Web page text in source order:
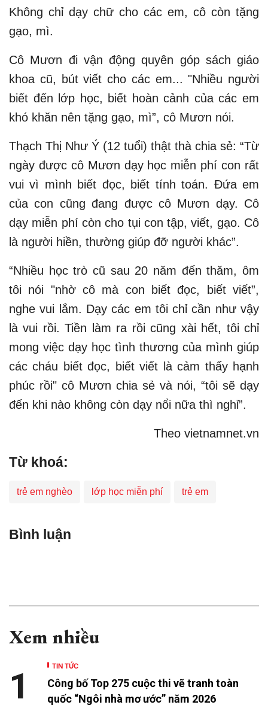
Không chỉ dạy chữ cho các em, cô còn tặng
gạo, mì.
Cô Mươn đi vận động quyên góp sách giáo
khoa cũ, bút viết cho các em... "Nhiều người
biết đến lớp học, biết hoàn cảnh của các em
khó khăn nên tặng gạo, mì”, cô Mươn nói.
Thạch Thị Như Ý (12 tuổi) thật thà chia sẻ: “Từ
ngày được cô Mươn dạy học miễn phí con rất
vui vì mình biết đọc, biết tính toán. Đứa em
của con cũng đang được cô Mươn dạy. Cô
dạy miễn phí còn cho tụi con tập, viết, gạo. Cô
là người hiền, thường giúp đỡ người khác”.
“Nhiều học trò cũ sau 20 năm đến thăm, ôm
tôi nói "nhờ cô mà con biết đọc, biết viết”,
nghe vui lắm. Dạy các em tôi chỉ cần như vậy
là vui rồi. Tiền làm ra rồi cũng xài hết, tôi chỉ
mong việc dạy học tình thương của mình giúp
các cháu biết đọc, biết viết là cảm thấy hạnh
phúc rồi" cô Mươn chia sẻ và nói, “tôi sẽ dạy
đến khi nào không còn dạy nổi nữa thì nghỉ”.
Theo vietnamnet.vn
Từ khoá:
trẻ em nghèo lớp học miễn phí trẻ em
Bình luận
Xem nhiều
TIN TỨC
Công bố Top 275 cuộc thi vẽ tranh toàn
quốc “Ngôi nhà mơ ước” năm 2026
1